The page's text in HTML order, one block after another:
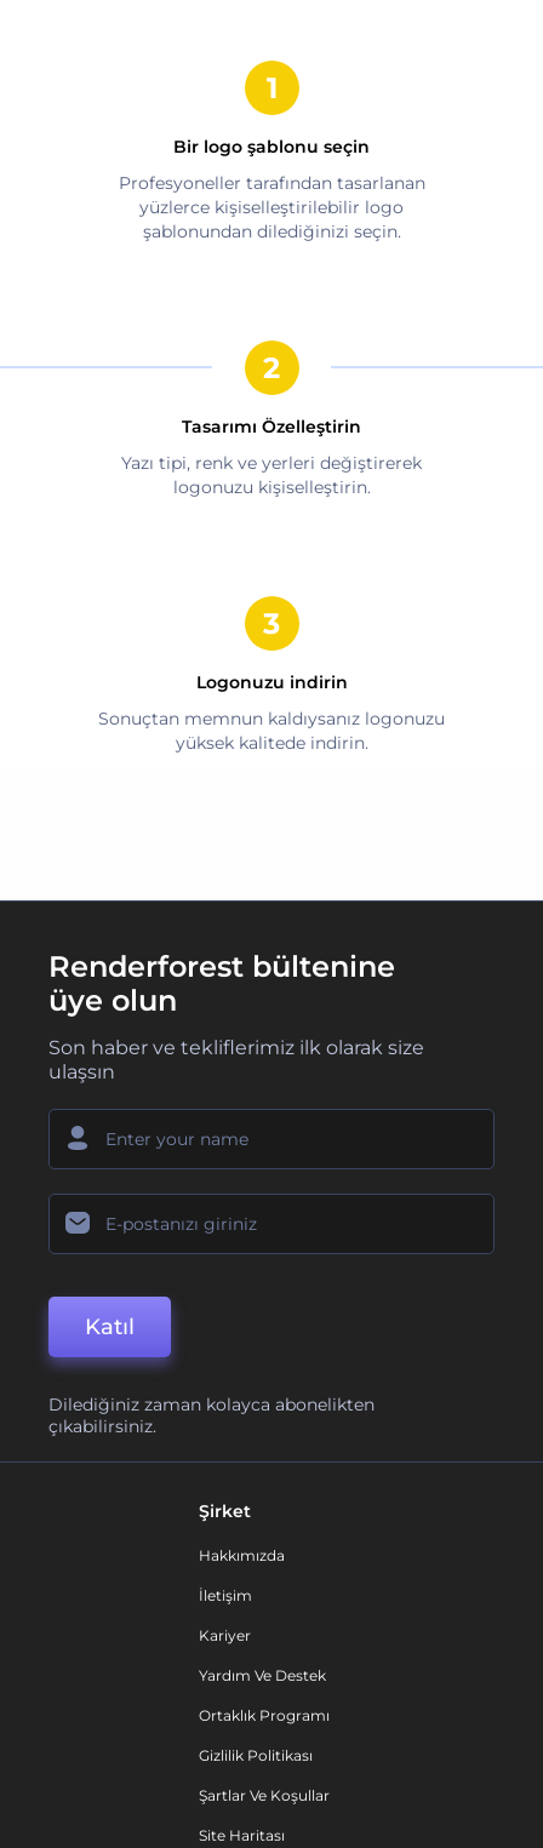
Bir logo şablonu seçin
Profesyoneller tarafından tasarlanan
yüzlerce kişiselleştirilebilir logo
şablonundan dilediğinizi seçin.
Tasarımı Özelleştirin
Yazı tipi, renk ve yerleri değiştirerek
logonuzu kişiselleştirin.
Logonuzu indirin
Sonuçtan memnun kaldıysanız logonuzu
yüksek kalitede indirin.
Renderforest bültenine
üye olun
Son haber ve tekliflerimiz ilk olarak size
ulaşsın
Katıl
Dilediğiniz zaman kolayca abonelikten
çıkabilirsiniz.
Şirket
Hakkımızda
İletişim
Kariyer
Yardım Ve Destek
Ortaklık Programı
Gizlilik Politikası
Şartlar Ve Koşullar
Site Haritası